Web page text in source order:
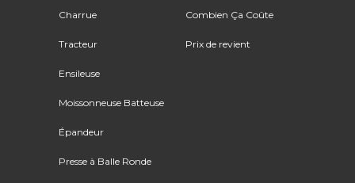
Charrue
Tracteur
Ensileuse
Moissonneuse Batteuse
Épandeur
Presse à Balle Ronde
Combien Ça Coûte
Prix de revient